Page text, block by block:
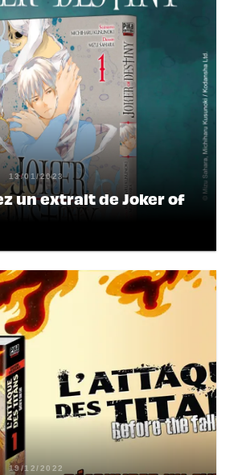
13/01/2023
un extrait de Joker of
19/12/2022